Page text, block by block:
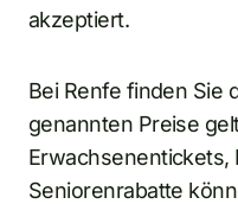
akzeptiert.
Bei Renfe finden Sie
genannten Preise
Erwachsenentickets,
Seniorenrabatte